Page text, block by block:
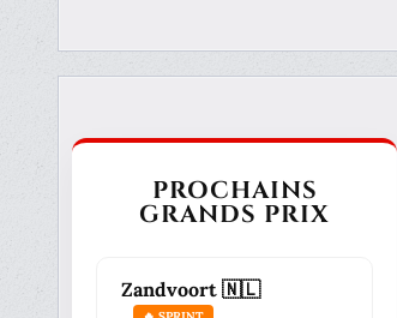
PROCHAINS
GRANDS PRIX
Zandvoort 🇳🇱